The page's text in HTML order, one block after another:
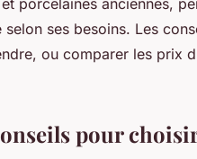
ses besoins. Les
ou comparer les prix
pour